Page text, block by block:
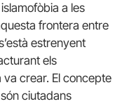
a les
frontera entre
estrenyent
els
crear. El concepte
ciutadans